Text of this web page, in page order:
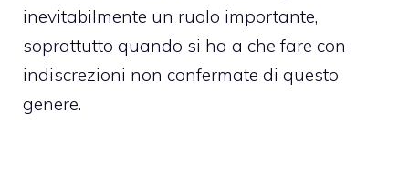
inevitabilmente un ruolo importante,
soprattutto quando si ha a che fare con
indiscrezioni non confermate di questo
genere.